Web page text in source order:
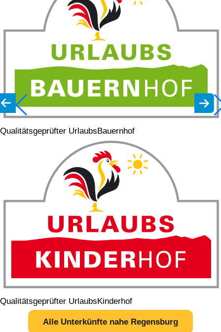
Qualitätsgeprüfter UrlaubsBauernhof
Qualitätsgeprüfter UrlaubsKinderhof
Alle Unterkünfte nahe Regensburg